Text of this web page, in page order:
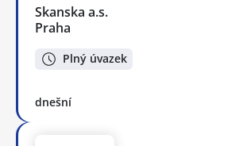
Skanska a.s.
Praha
Plný úvazek
dnešní